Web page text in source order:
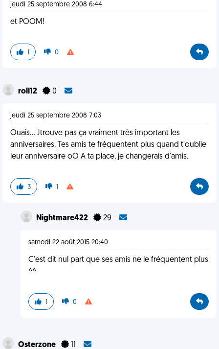
jeudi 25 septembre 2008 6:44
et POOM!
1 0
roll12 0
jeudi 25 septembre 2008 7:03
Ouais... Jtrouve pas ça vraiment très important les
anniversaires. Tes amis te fréquentent plus quand t'oublie
leur anniversaire oO A ta place, je changerais d'amis.
3 1
Nightmare422 29
samedi 22 août 2015 20:40
C'est dit nul part que ses amis ne le fréquentent plus
^^
1 0
Osterzone